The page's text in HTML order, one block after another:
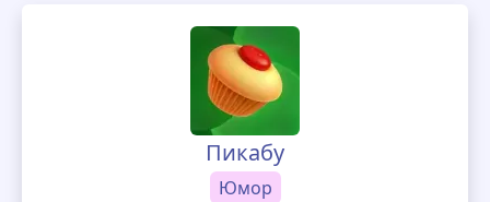
Пикабу
Юмор